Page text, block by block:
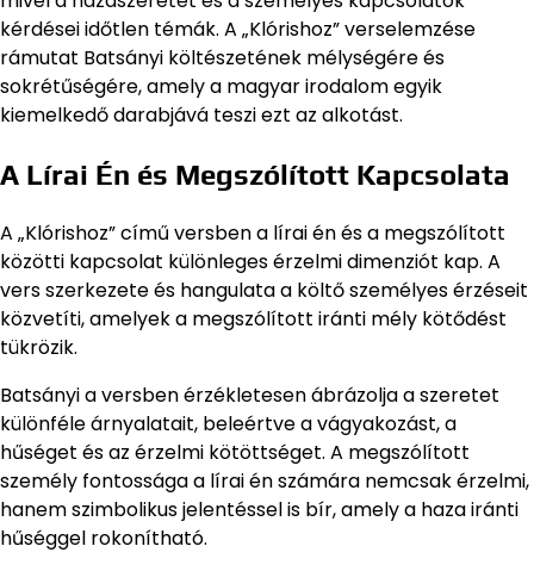
kérdései időtlen témák. A „Klórishoz” verselemzése
rámutat Batsányi költészetének mélységére és
sokrétűségére, amely a magyar irodalom egyik
kiemelkedő darabjává teszi ezt az alkotást.
A Lírai Én és Megszólított Kapcsolata
A „Klórishoz” című versben a lírai én és a megszólított
közötti kapcsolat különleges érzelmi dimenziót kap. A
vers szerkezete és hangulata a költő személyes érzéseit
közvetíti, amelyek a megszólított iránti mély kötődést
tükrözik.
Batsányi a versben érzékletesen ábrázolja a szeretet
különféle árnyalatait, beleértve a vágyakozást, a
hűséget és az érzelmi kötöttséget. A megszólított
személy fontossága a lírai én számára nemcsak érzelmi,
hanem szimbolikus jelentéssel is bír, amely a haza iránti
hűséggel rokonítható.